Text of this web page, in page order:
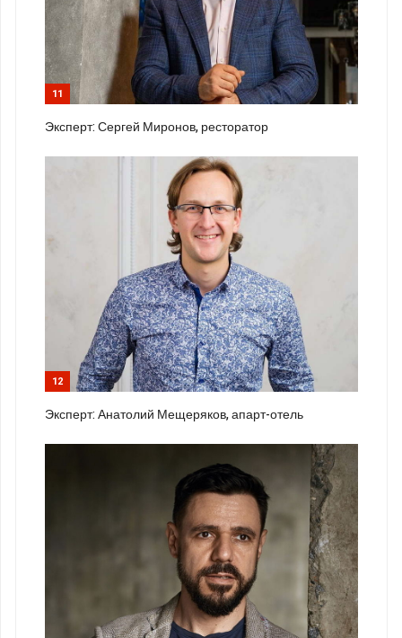
11
Эксперт: Сергей Миронов, ресторатор
12
Эксперт: Анатолий Мещеряков, апарт-отель